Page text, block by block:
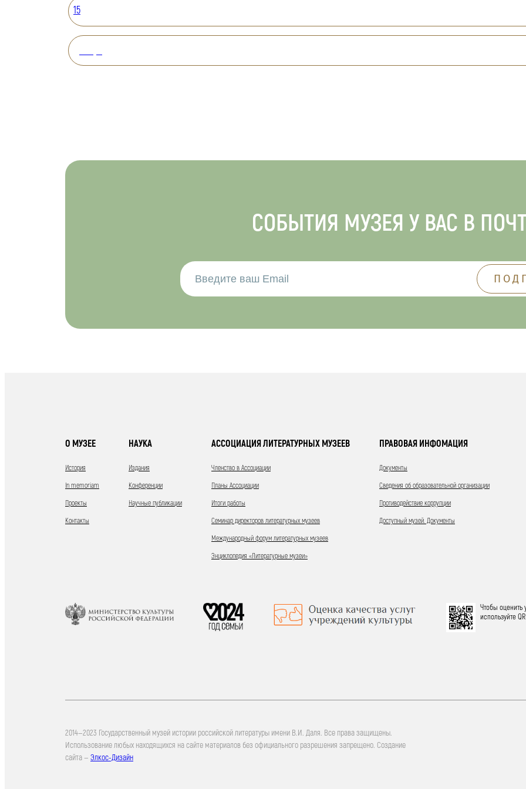
15
СОБЫТИЯ МУЗЕЯ У ВАС В
О МУЗЕЕ
История
In memoriam
Проекты
Контакты
НАУКА
Издания
Конференции
Научные публикации
АССОЦИАЦИЯ ЛИТЕРАТУРНЫХ МУЗЕЕВ
Членство в Ассоциации
Планы Ассоциации
Итоги работы
Семинар директоров литературных музеев
Международный форум литературных музеев
Энциклопедия «Литературные музеи»
ПРАВОВАЯ ИНФОМАЦИЯ
Документы
Сведения об образовательной организации
Противодействие коррупции
Доступный музей. Документы
Чтобы оценить
используйте
2014—2023 Государственный музей истории российской литературы имени В.И. Даля. Все права защищены.
Использование любых находящихся на сайте материалов без официального разрешения запрещено. Создание
сайта — Элкос-Дизайн